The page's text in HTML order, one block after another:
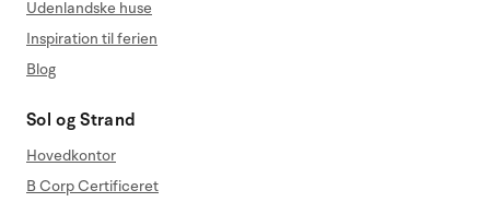
Udenlandske huse
Inspiration til ferien
Blog
Sol og Strand
Hovedkontor
B Corp Certificeret